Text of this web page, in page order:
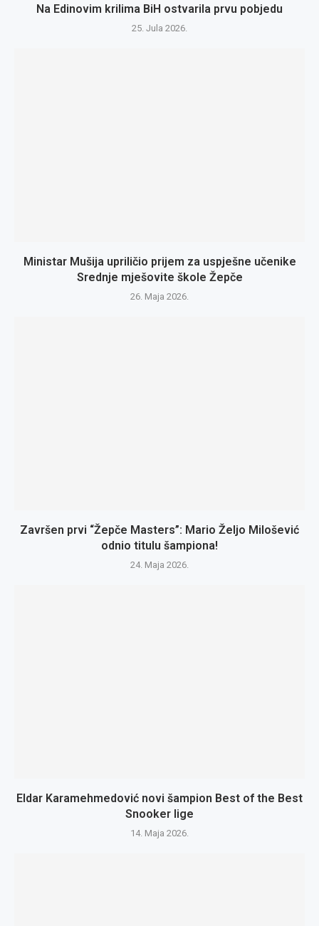
Na Edinovim krilima BiH ostvarila prvu pobjedu
25. Jula 2026.
Ministar Mušija upriličio prijem za uspješne učenike
Srednje mješovite škole Žepče
26. Maja 2026.
Završen prvi “Žepče Masters”: Mario Željo Milošević
odnio titulu šampiona!
24. Maja 2026.
Eldar Karamehmedović novi šampion Best of the Best
Snooker lige
14. Maja 2026.